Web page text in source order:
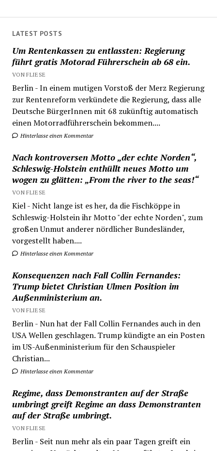
LATEST POSTS
Um Rentenkassen zu entlassten: Regierung
führt gratis Motorad Führerschein ab 68 ein.
VON FLIESE
Berlin - In einem mutigen Vorstoß der Merz Regierung
zur Rentenreform verkündete die Regierung, dass alle
Deutsche BürgerInnen mit 68 zukünftig automatisch
einen Motorradführerschein bekommen....
Hinterlasse einen Kommentar
Nach kontroversen Motto „der echte Norden“,
Schleswig-Holstein enthüllt neues Motto um
wogen zu glätten: „From the river to the seas!“
VON FLIESE
Kiel - Nicht lange ist es her, da die Fischköppe in
Schleswig-Holstein ihr Motto "der echte Norden", zum
großen Unmut anderer nördlicher Bundesländer,
vorgestellt haben....
Hinterlasse einen Kommentar
Konsequenzen nach Fall Collin Fernandes:
Trump bietet Christian Ulmen Position im
Außenministerium an.
VON FLIESE
Berlin - Nun hat der Fall Collin Fernandes auch in den
USA Wellen geschlagen. Trump kündigte an ein Posten
im US-Außenministerium für den Schauspieler
Christian...
Hinterlasse einen Kommentar
Regime, dass Demonstranten auf der Straße
umbringt greift Regime an dass Demonstranten
auf der Straße umbringt.
VON FLIESE
Berlin - Seit nun mehr als ein paar Tagen greift ein